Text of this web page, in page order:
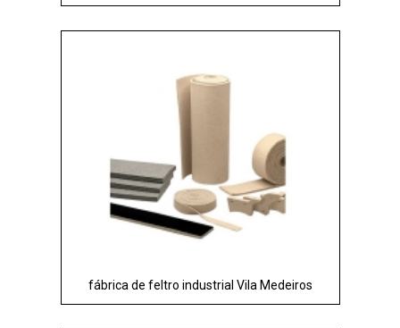
fábrica de feltro industrial Vila Medeiros